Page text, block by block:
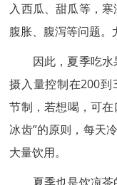
入西瓜、甜瓜等，寒
腹胀、腹泻等问题。
因此，夏季吃水
摄入量控制在200
节制，若想喝，可
冰齿”的原则，每天
大量饮用。